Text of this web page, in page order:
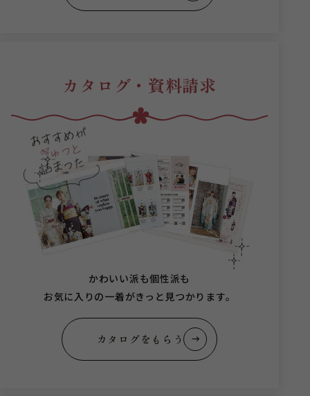
カタログ・資料請求
かわいい派も個性派も
お気に入りの一着がきっと見つかります。
カタログをもらう